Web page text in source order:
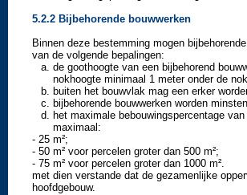
5.2.2 Bijbehorende bouwwerken
Binnen deze bestemming mogen
van de volgende bepalingen:
de goothoogte van een bijbehorend
nokhoogte minimaal 1 meter onder de
buiten het bouwvlak mag een erker
bijbehorende bouwwerken worden
het maximale bebouwingspercentage
maximaal:
- 25 m²;
- 50 m² voor percelen groter dan 500 m²;
- 75 m² voor percelen groter dan 1000 m².
met dien verstande dat de gezamenlijke
hoofdgebouw.